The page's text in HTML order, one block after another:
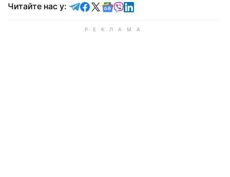
Читайте нас у: Читайте у Telegram
Читайте у Facebook
Читайте у X
Читайте у Google news
Читайте у Viber
Читайте у LinkedIn